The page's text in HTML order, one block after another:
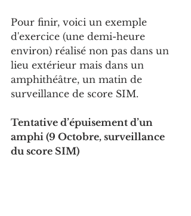
Pour finir, voici un exemple
d'exercice (une demi-heure
environ) réalisé non pas dans un
lieu extérieur mais dans un
amphithéâtre, un matin de
surveillance de score SIM.
Tentative d’épuisement d’un
amphi (9 Octobre, surveillance
du score SIM)